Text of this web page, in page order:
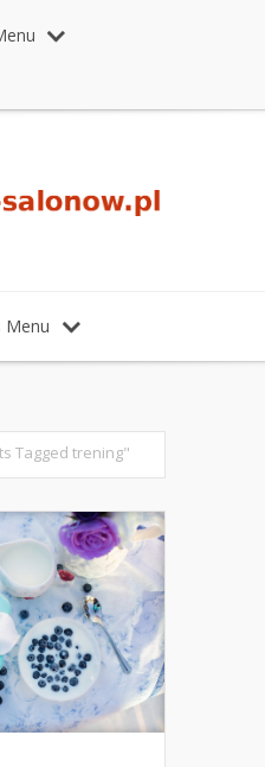
Menu
Tagged trening"